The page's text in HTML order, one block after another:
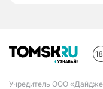
Учредитель ООО